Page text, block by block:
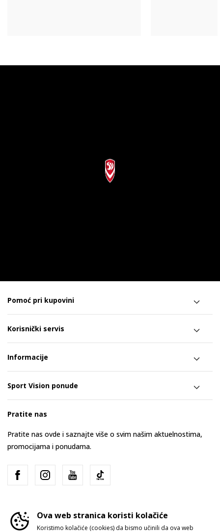
Pomoć pri kupovini
Korisnički servis
Informacije
Sport Vision ponude
Pratite nas
Pratite nas ovde i saznajte više o svim našim aktuelnostima,
promocijama i ponudama.
Ova web stranica koristi kolačiće
Koristimo kolačiće (cookies) da bismo učinili da ova web